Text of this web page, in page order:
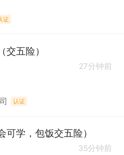
证
五险）
27分钟前
认证
学，包饭交五险）
35分钟前